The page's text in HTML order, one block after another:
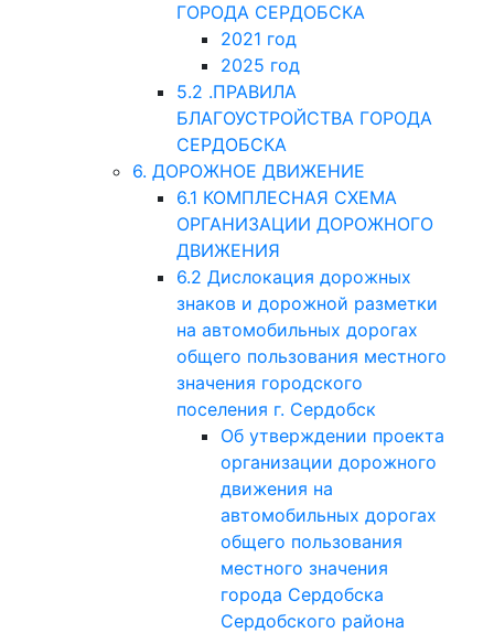
ГОРОДА СЕРДОБСКА
2021 год
2025 год
5.2 .ПРАВИЛА
БЛАГОУСТРОЙСТВА ГОРОДА
СЕРДОБСКА
6. ДОРОЖНОЕ ДВИЖЕНИЕ
6.1 КОМПЛЕСНАЯ СХЕМА
ОРГАНИЗАЦИИ ДОРОЖНОГО
ДВИЖЕНИЯ
6.2 Дислокация дорожных
знаков и дорожной разметки
на автомобильных дорогах
общего пользования местного
значения городского
поселения г. Сердобск
Об утверждении проекта
организации дорожного
движения на
автомобильных дорогах
общего пользования
местного значения
города Сердобска
Сердобского района